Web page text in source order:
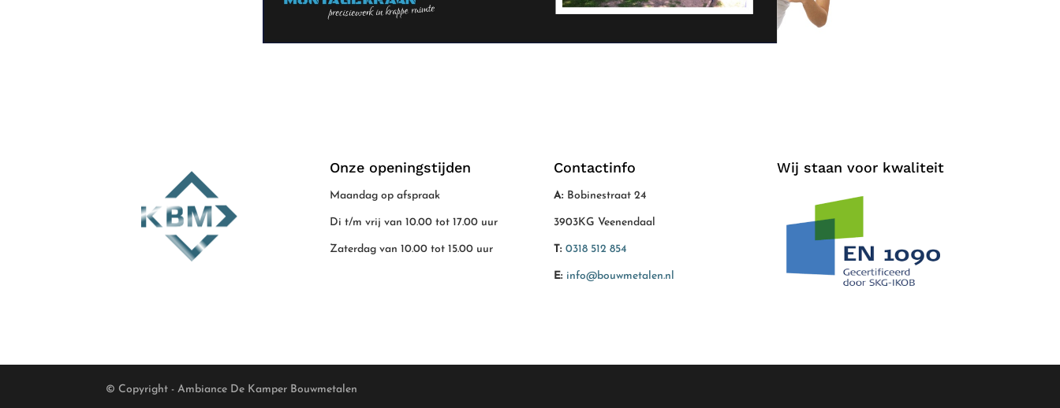
Onze openingstijden
Maandag op afspraak
Di t/m vrij van 10.00 tot 17.00 uur
Zaterdag van 10.00 tot 15.00 uur
Contactinfo
A: Bobinestraat 24
3903KG Veenendaal
T: 0318 512 854
E: info@bouwmetalen.nl
Wij staan voor kwaliteit
© Copyright - Ambiance De Kamper Bouwmetalen